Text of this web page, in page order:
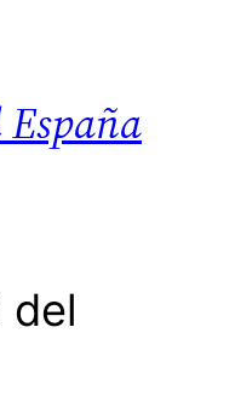
del